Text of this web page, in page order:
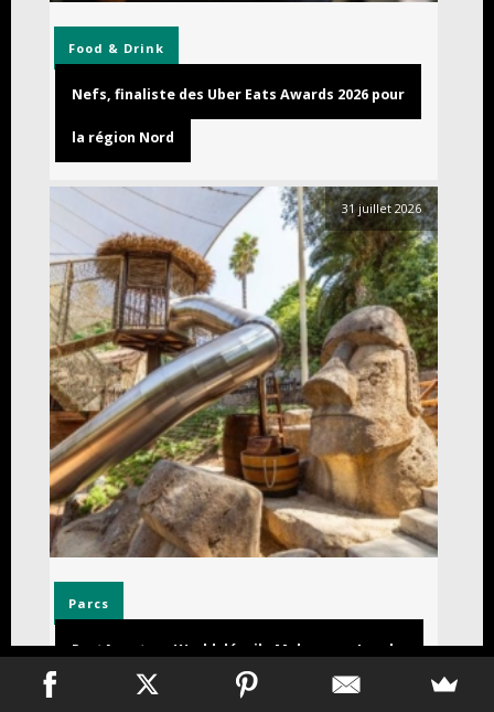
Food & Drink
Nefs, finaliste des Uber Eats Awards 2026 pour
la région Nord
31 juillet 2026
Parcs
PortAventura World dévoile Makamanu Jungle,
sa nouvelle aventure familiale